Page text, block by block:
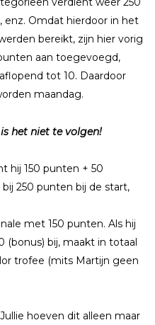
Omdat hierdoor in het
bereikt, zijn hier vorig
aan toegevoegd,
tot 10. Daardoor
maandag.
het niet te volgen!
hij 150 punten + 50
250 punten bij de start,
met 150 punten. Als hij
(bonus) bij, maakt in totaal
trofee (mits Martijn geen
hoeven dit alleen maar